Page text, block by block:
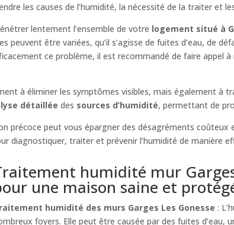
les causes de l’humidité, la nécessité de la traiter et
lentement l’ensemble de votre logement situé à
peuvent être variées, qu’il s’agisse de fuites d’eau, de
ce problème, il est recommandé de faire appel
à éliminer les symptômes visibles, mais également à
détaillée des sources d’humidité, permettant de
précoce peut vous épargner des désagréments
diagnostiquer, traiter et prévenir l’humidité de manière
humidité mur
une maison saine et
humidité des murs Garges Les Gonesse :
foyers. Elle peut être causée par des fuites d’eau,